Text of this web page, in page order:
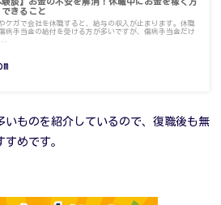
できること
ケガで会社を休職すると、給与の収入が止まります。休職
病手当金の給付を受ける方が多いですが、傷病手当金だけ
いものを紹介しているので、復職後も無
めです。